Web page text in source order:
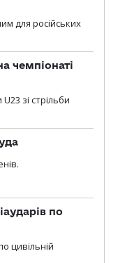
для російських
чемпіонаті
зі стрільби
по
цивільній